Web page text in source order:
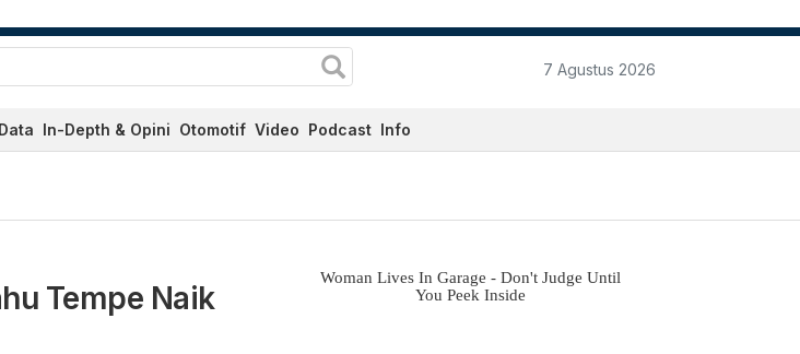
7 Agustus 2026
In-Depth & Opini Otomotif Video Podcast Info
Tempe Naik